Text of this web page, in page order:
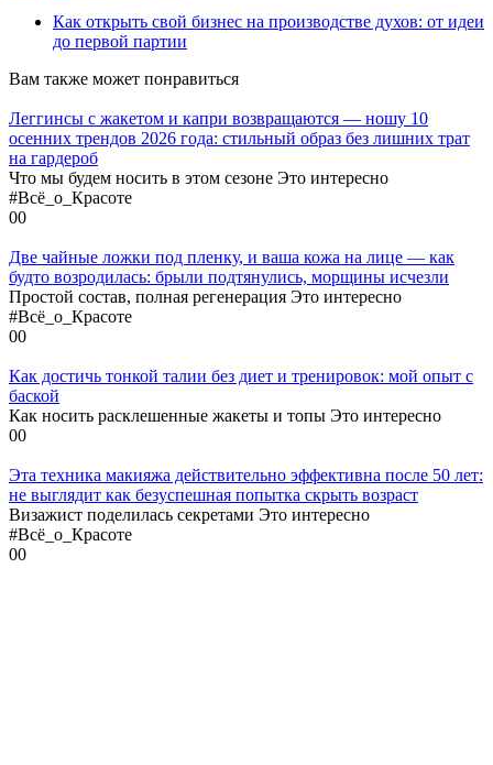
Как открыть свой бизнес на производстве духов: от идеи
до первой партии
Вам также может понравиться
Леггинсы с жакетом и капри возвращаются — ношу 10
осенних трендов 2026 года: стильный образ без лишних трат
на гардероб
Что мы будем носить в этом сезоне Это интересно
#Всё_о_Красоте
00
Две чайные ложки под пленку, и ваша кожа на лице — как
будто возродилась: брыли подтянулись, морщины исчезли
Простой состав, полная регенерация Это интересно
#Всё_о_Красоте
00
Как достичь тонкой талии без диет и тренировок: мой опыт с
баской
Как носить расклешенные жакеты и топы Это интересно
00
Эта техника макияжа действительно эффективна после 50 лет:
не выглядит как безуспешная попытка скрыть возраст
Визажист поделилась секретами Это интересно
#Всё_о_Красоте
00